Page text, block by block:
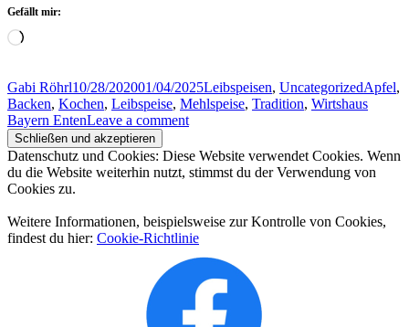
Gefällt mir:
Wird
Author
Gabi RöhrlPosted
on
10/28/202001/04/2025Categories
Leibspeisen, UncategorizedTags
Apfel,
Backen, Kochen, Leibspeise, Mehlspeise, Tradition, Wirtshaus
Bayern EntenLeave a comment
Datenschutz und Cookies: Diese Website verwendet Cookies. Wenn
du die Website weiterhin nutzt, stimmst du der Verwendung von
Cookies zu.
Weitere Informationen, beispielsweise zur Kontrolle von Cookies,
findest du hier: Cookie-Richtlinie